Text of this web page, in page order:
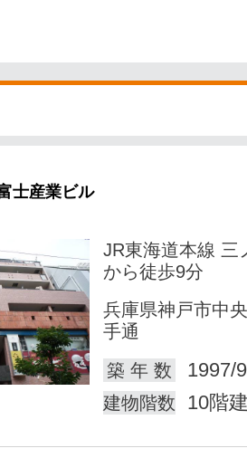
士産業ビル
JR東海道本線 三
から徒歩9分
兵庫県神戸市中
手通
築 年 数
1997/
建物階数 10階